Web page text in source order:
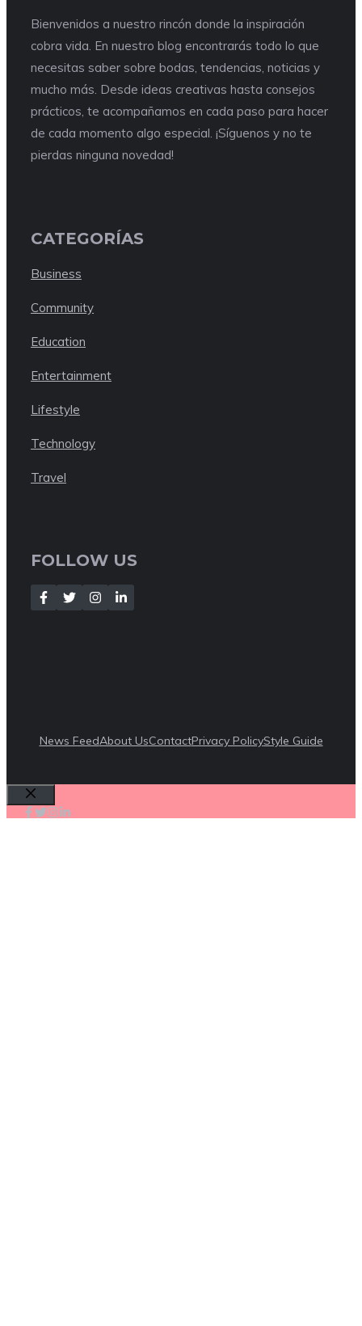
Bienvenidos a nuestro rincón donde la inspiración
cobra vida. En nuestro blog encontrarás todo lo que
necesitas saber sobre bodas, tendencias, noticias y
mucho más. Desde ideas creativas hasta consejos
prácticos, te acompañamos en cada paso para hacer
de cada momento algo especial. ¡Síguenos y no te
pierdas ninguna novedad!
CATEGORÍAS
Business
Community
Education
Entertainment
Lifestyle
Technology
Travel
FOLLOW US
News FeedAbout UsContactPrivacy PolicyStyle Guide
Cerrar